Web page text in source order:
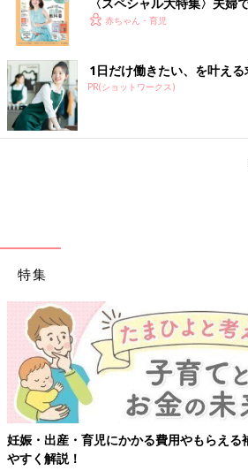
赤ちゃん・育児
1日だけ働きたい、を叶える
PR(ショットワークス)
特集
妊娠・出産・育児にかかる費用やもらえる
やすく解説！